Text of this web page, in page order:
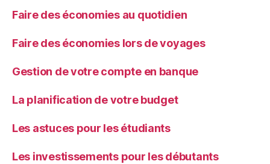
Faire des économies au quotidien
Faire des économies lors de voyages
Gestion de votre compte en banque
La planification de votre budget
Les astuces pour les étudiants
Les investissements pour les débutants